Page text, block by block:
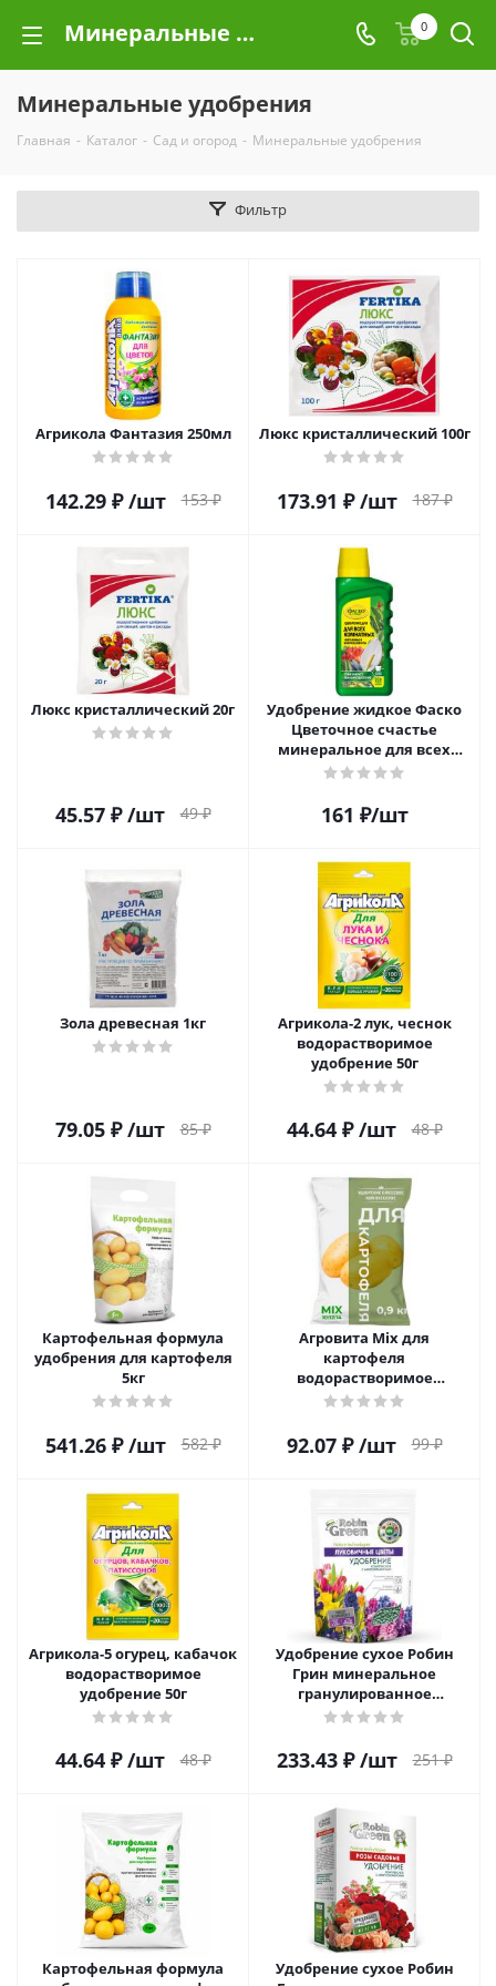
Минеральные удобрения 0
Минеральные удобрения
Главная - Каталог - Сад и огород - Минеральные удобрения
Фильтр
Агрикола Фантазия 250мл
142.29₽ /шт 153₽
Люкс кристаллический 100г
173.91 ₽ /шт 187₽
Люкс кристаллический 20г
45.57₽ /шт 49₽
Удобрение жидкое Фаско
Цветочное счастье
минеральное для всех
комнатных 285мл
161 ₽/шт
Зола древесная 1кг
79.05₽ /шт 85₽
Агрикола-2 лук, чеснок
водорастворимое
удобрение 50г
44.64₽ /шт 48₽
Картофельная формула
удобрения для картофеля
5кг
541.26₽ /шт 582₽
Агровита Mix для
картофеля
водорастворимое
удобрение 0,9кг
92.07₽ /шт 99₽
Агрикола-5 огурец, кабачок
водорастворимое
удобрение 50г
44.64₽ /шт 48₽
Удобрение сухое Робин
Грин минеральное
гранулированное
Луковичные Цветы 1кг
233.43₽ /шт 251₽
Картофельная формула
Удобрение сухое Робин